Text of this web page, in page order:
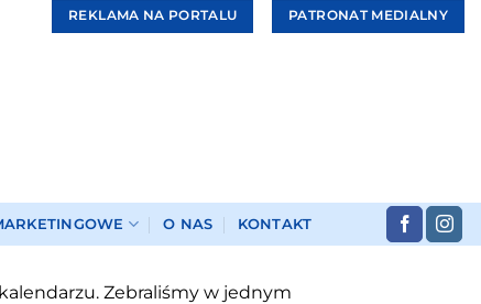
REKLAMA NA PORTALU PATRONAT MEDIALNY
O NAS KONTAKT
Zebraliśmy w jednym